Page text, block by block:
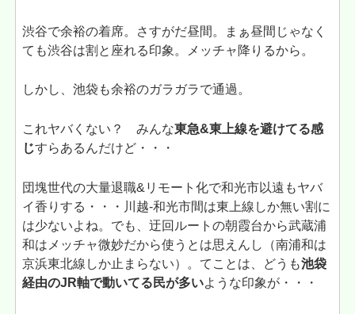
渋谷で余裕の着席。さすがだ昼間。まぁ昼間じゃなく
ても渋谷は割と座れる印象。メッチャ降りるから。
しかし、池袋も余裕のガラガラで通過。
これヤバくない？ みんな東急&東上線を避けてる感
じすらあるんだけど・・・
団塊世代の大量退職&リモート化で和光市以遠もヤバ
イ香りする・・・川越-和光市間は東上線しか無い割に
は少ないよね。でも、迂回ルートの朝霞台から武蔵浦
和はメッチャ微妙だから使うとは思えんし（南浦和は
京浜東北線しか止まらない）。てことは、どうも池袋
経由のJR軸で動いてる民が多いような印象が・・・